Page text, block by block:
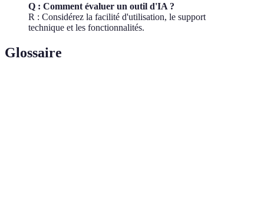
Q : Comment évaluer un outil d'IA ?
R : Considérez la facilité d'utilisation, le support
technique et les fonctionnalités.
Glossaire